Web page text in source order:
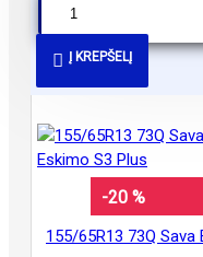
Į KREPŠELĮ
PANAŠŪS PASIŪLYMAI
-20 %